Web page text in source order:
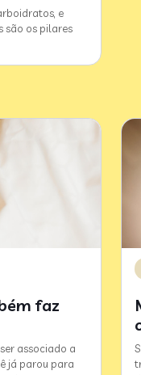
e
são os pilares
faz
associado a
já parou para